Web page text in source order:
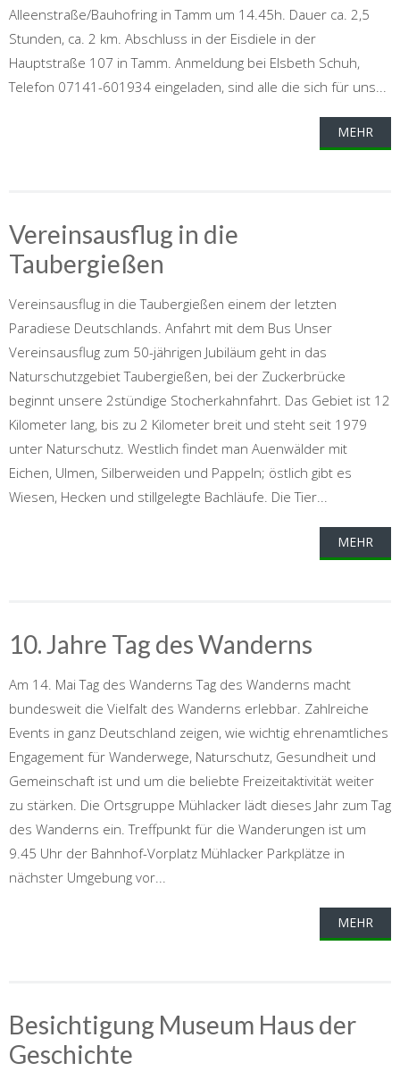
Alleenstraße/Bauhofring in Tamm um 14.45h. Dauer ca. 2,5
Stunden, ca. 2 km. Abschluss in der Eisdiele in der
Hauptstraße 107 in Tamm. Anmeldung bei Elsbeth Schuh,
Telefon 07141-601934 eingeladen, sind alle die sich für uns...
MEHR
Vereinsausflug in die
Taubergießen
Vereinsausflug in die Taubergießen einem der letzten
Paradiese Deutschlands. Anfahrt mit dem Bus Unser
Vereinsausflug zum 50-jährigen Jubiläum geht in das
Naturschutzgebiet Taubergießen, bei der Zuckerbrücke
beginnt unsere 2stündige Stocherkahnfahrt. Das Gebiet ist 12
Kilometer lang, bis zu 2 Kilometer breit und steht seit 1979
unter Naturschutz. Westlich findet man Auenwälder mit
Eichen, Ulmen, Silberweiden und Pappeln; östlich gibt es
Wiesen, Hecken und stillgelegte Bachläufe. Die Tier...
MEHR
10. Jahre Tag des Wanderns
Am 14. Mai Tag des Wanderns Tag des Wanderns macht
bundesweit die Vielfalt des Wanderns erlebbar. Zahlreiche
Events in ganz Deutschland zeigen, wie wichtig ehrenamtliches
Engagement für Wanderwege, Naturschutz, Gesundheit und
Gemeinschaft ist und um die beliebte Freizeitaktivität weiter
zu stärken. Die Ortsgruppe Mühlacker lädt dieses Jahr zum Tag
des Wanderns ein. Treffpunkt für die Wanderungen ist um
9.45 Uhr der Bahnhof-Vorplatz Mühlacker Parkplätze in
nächster Umgebung vor...
MEHR
Besichtigung Museum Haus der
Geschichte